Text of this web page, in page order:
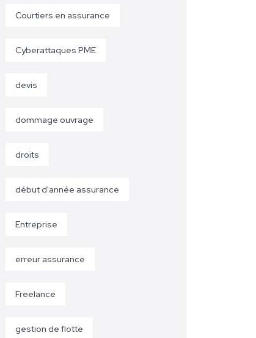
Courtiers en assurance
Cyberattaques PME
devis
dommage ouvrage
droits
début d'année assurance
Entreprise
erreur assurance
Freelance
gestion de flotte